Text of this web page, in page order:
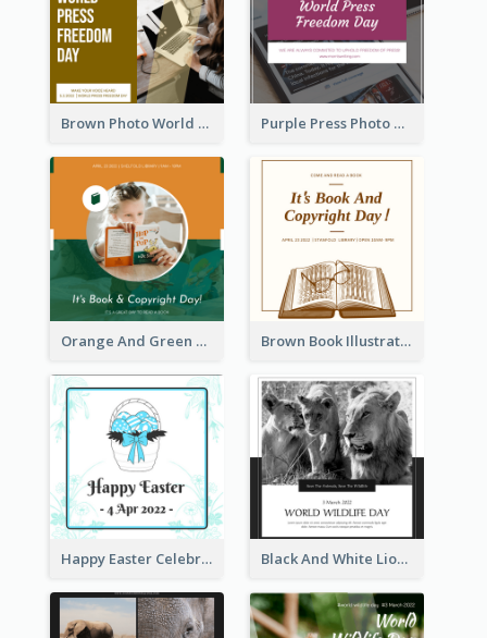
Brown Photo World Press Freedom Day Instagram Post Purple Press Photo World Press Freedom Day Instagram Post
Orange And Green Photo Book And Copyright Day Instagram Post Brown Book Illustration Book And Copyright Day Instagram Post
Happy Easter Celebration Instagram Post Black And White Lion World Wildlife Day Instagram Post